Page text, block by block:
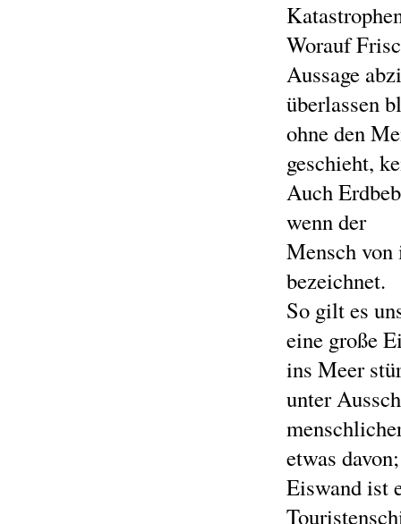
Worauf
Aussage
überlassen
ohne den
geschieht,
Auch
wenn der
Mensch von
bezeichnet.
So gilt es
eine große
ins Meer
unter
etwas
Eiswand ist